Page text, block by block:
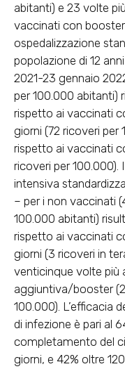
abitanti) e 23 volte
vaccinati con
ospedalizzazione
popolazione di 12
2021-23 gennaio
per 100.000 abitanti)
rispetto ai vaccinati
giorni (72 ricoveri per
rispetto ai vaccinati
ricoveri per 100.000).
intensiva
– per i non vaccinati
100.000 abitanti)
rispetto ai vaccinati
giorni (3 ricoveri in
venticinque volte più
aggiuntiva/booster
100.000). L’efficacia
di infezione è pari al
completamento del
giorni, e 42% oltre